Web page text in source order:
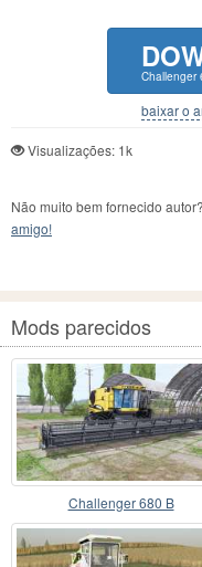
Challenger
baixar o
Visualizações: 1k
Não muito bem fornecido
amigo!
Mods parecidos
Challenger 680 B